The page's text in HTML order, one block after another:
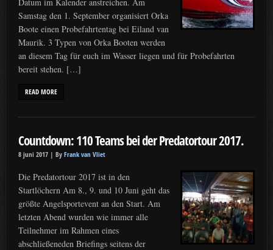
Samstag den 1. September organisiert Orka
Boote einen Probefahrtentag bei Eiland van
Maurik. 3 Typen von Orka Booten werden
an diesem Tag für euch im Wasser liegen und für Probefahrten
bereit stehen. […]
READ MORE
Countdown: 110 Teams bei der Predatortour 2017.
8 juni 2017 | By Frank van Vliet
Die Predatortour 2017 ist in den
Startlöchern Am 8., 9. und 10 Juni geht das
größte Angelsportevent an den Start. Am
letzten Abend wurden wie immer alle
Teilnehmer im Rahmen eines
abschließeneden Briefings seitens der